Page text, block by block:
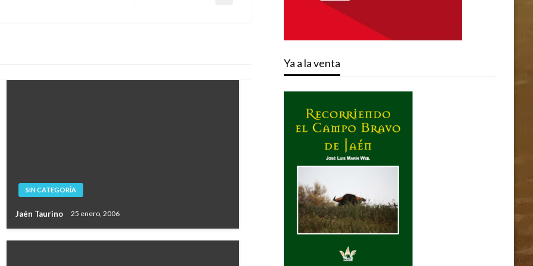
SIN CATEGORÍA
Jaén Taurino 25 enero, 2006
Ya a la venta